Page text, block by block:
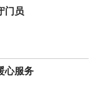
门员
心服务